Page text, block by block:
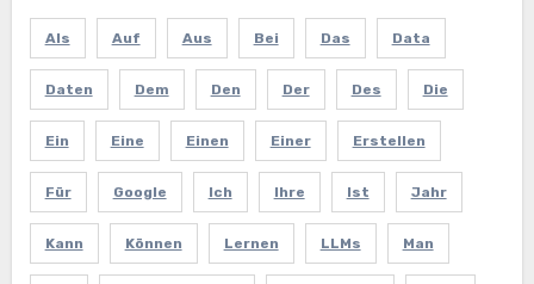
Als Auf Aus Bei Das Data
Daten Dem Den Der Des Die
Ein Eine Einen Einer Erstellen
Für Google Ich Ihre Ist Jahr
Kann Können Lernen LLMs Man